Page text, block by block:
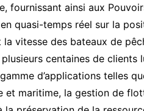
fournissant ainsi aux
quasi-temps réel sur la
vitesse des bateaux de
centaines de clients
d’applications telles
et maritime, la gestion de